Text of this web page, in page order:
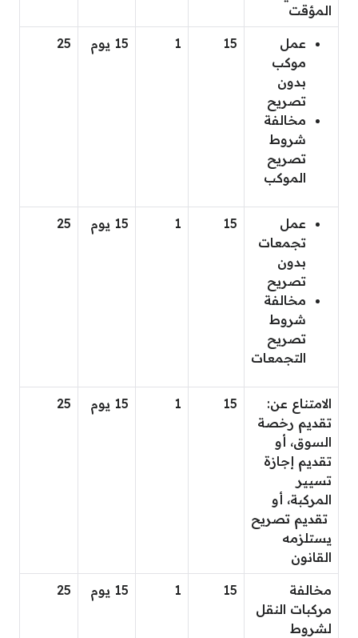
المؤقت
عمل
موكب
بدون
تصريح
مخالفة
شروط
تصريح
الموكب
15
1 15 يوم 25
عمل
تجمعات
بدون
تصريح
مخالفة
شروط
تصريح
التجمعات
15
1 15 يوم 25
الامتناع عن:
تقديم رخصة
السوق، أو
تقديم إجازة
تسيير
المركبة، أو
تقديم تصريح
يستلزمه
القانون
15
1 15 يوم 25
مخالفة
مركبات النقل
لشروط
15
1 15 يوم 25